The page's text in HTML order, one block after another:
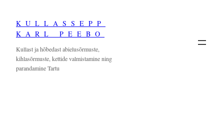
content
KULLASSEPP
KARL PEEBO
Kullast ja hõbedast abielusõrmuste,
kihlasõrmuste, kettide valmistamine ning
parandamine Tartu